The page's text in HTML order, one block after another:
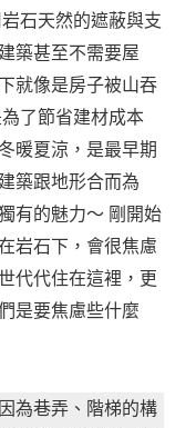
石天然的遮蔽與支
築甚至不需要屋
就像是房子被山吞
了節省建材成本
暖夏涼，是最早期
築跟地形合而為
有的魅力～ 剛開始
岩石下，會很焦慮
代代住在這裡，更
是要焦慮些什麼
為巷弄、階梯的構